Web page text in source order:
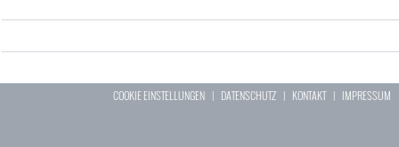
COOKIE EINSTELLUNGEN | DATENSCHUTZ | KONTAKT| IMPRESSUM